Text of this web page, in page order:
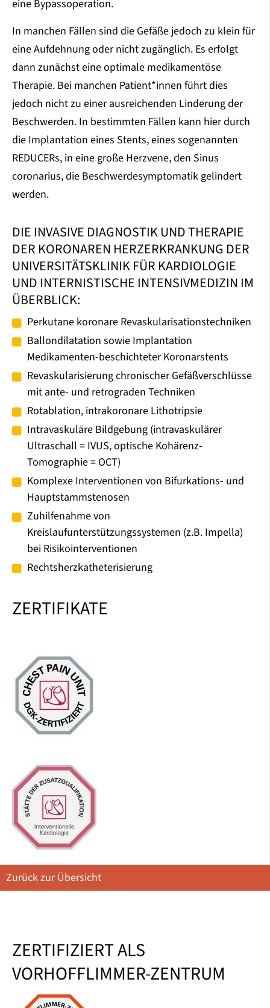
eine Bypassoperation.
In manchen Fällen sind die Gefäße jedoch zu klein für
eine Aufdehnung oder nicht zugänglich. Es erfolgt
dann zunächst eine optimale medikamentöse
Therapie. Bei manchen Patient*innen führt dies
jedoch nicht zu einer ausreichenden Linderung der
Beschwerden. In bestimmten Fällen kann hier durch
die Implantation eines Stents, eines sogenannten
REDUCERs, in eine große Herzvene, den Sinus
coronarius, die Beschwerdesymptomatik gelindert
werden.
DIE INVASIVE DIAGNOSTIK UND THERAPIE
DER KORONAREN HERZERKRANKUNG DER
UNIVERSITÄTSKLINIK FÜR KARDIOLOGIE
UND INTERNISTISCHE INTENSIVMEDIZIN IM
ÜBERBLICK:
Perkutane koronare Revaskularisationstechniken
Ballondilatation sowie Implantation
Medikamenten-beschichteter Koronarstents
Revaskularisierung chronischer Gefäßverschlüsse
mit ante- und retrograden Techniken
Rotablation, intrakoronare Lithotripsie
Intravaskuläre Bildgebung (intravaskulärer
Ultraschall = IVUS, optische Kohärenz-
Tomographie = OCT)
Komplexe Interventionen von Bifurkations- und
Hauptstammstenosen
Zuhilfenahme von
Kreislaufunterstützungssystemen (z.B. Impella)
bei Risikointerventionen
Rechtsherzkatheterisierung
ZERTIFIKATE
Zurück zur Übersicht
ZERTIFIZIERT ALS
VORHOFFLIMMER-ZENTRUM